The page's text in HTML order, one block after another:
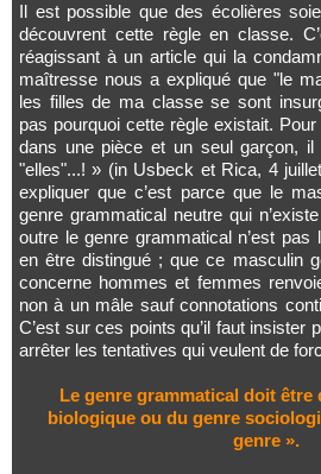
Il est possible que des écolières
découvrent cette règle en classe.
réagissant à un article qui la
maîtresse nous a expliqué que "le
les filles de ma classe se sont
pas pourquoi cette règle existait.
dans une pièce et un seul garçon, il
"elles"...! » (in Usbeck et Rica, 4
expliquer que c’est parce que le
genre grammatical neutre qui
outre le genre grammatical n’est pas
en être distingué ; que ce masculin
concerne hommes et femmes
non à un mâle sauf connotations
C’est sur ces points qu’il faut insister
arrêter les tentatives qui veulent de
Le genre grammatical doit être
biologique ou du genre
genre ».